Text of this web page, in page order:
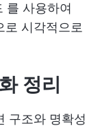
를 사용하여
로 시각적으로
정리
구조와 명확성